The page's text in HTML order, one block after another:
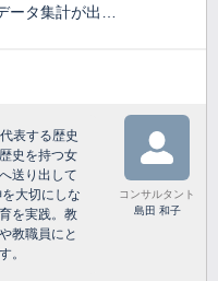
ータ集計が出…
表する歴史
史を持つ女
送り出して
大切にしな
を実践。教
教職員にと
。
コンサルタント
島田 和子